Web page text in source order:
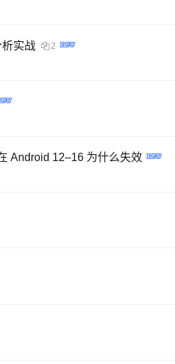
实战
2
Android 12–16 为什么失效